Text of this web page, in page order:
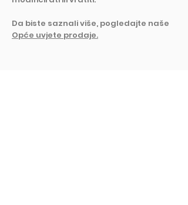
Da biste saznali više, pogledajte naše
Opće uvjete prodaje.